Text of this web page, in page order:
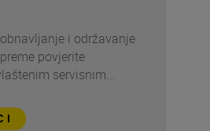
i održavanje
povjerite
servisnim...